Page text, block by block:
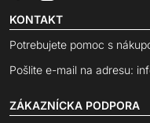
KONTAKT
Potrebujete pomoc s
Pošlite e-mail na adresu:
ZÁKAZNÍCKA PODPORA